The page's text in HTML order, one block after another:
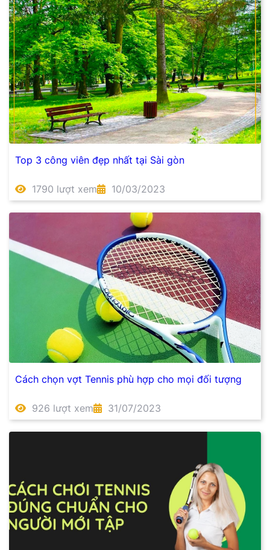
Top 3 công viên đẹp nhất tại Sài gòn
1790 lượt xem 10/03/2023
Cách chọn vợt Tennis phù hợp cho mọi đối tượng
926 lượt xem 31/07/2023